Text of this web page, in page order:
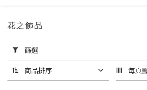
【  設計師飾物｜香港飾物店｜專屬禮物｜
用
篩
選
(0/20)
花之飾品
篩選
商品排序 每頁